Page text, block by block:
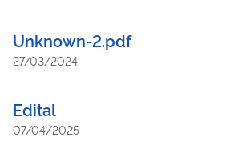
Unknown-2.pdf
27/03/2024
Edital
07/04/2025